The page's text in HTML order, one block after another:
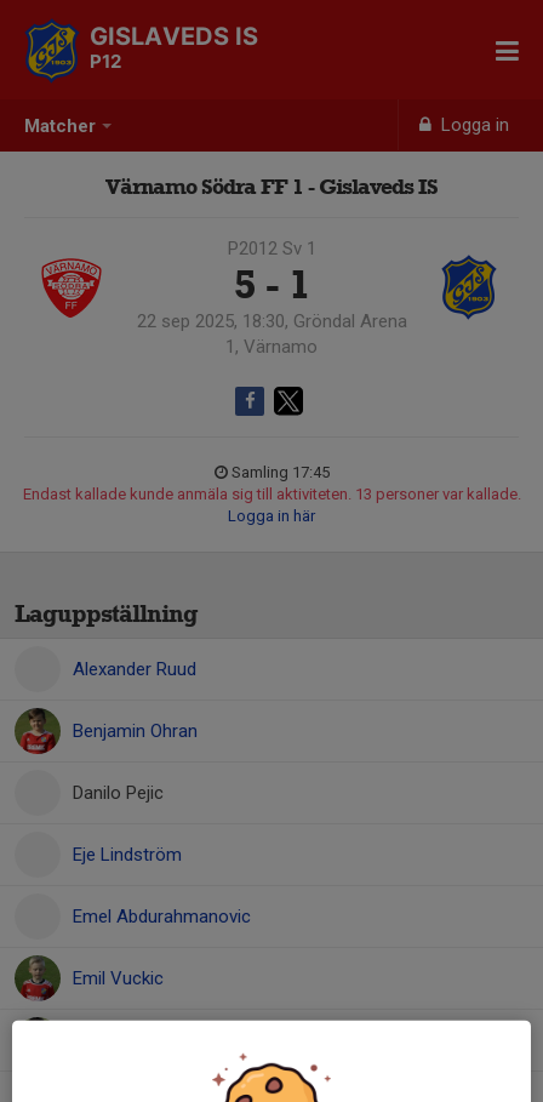
Matcher Logga in
GISLAVEDS IS
P12
Värnamo Södra FF 1 - Gislaveds IS
P2012 Sv 1
5 - 1
22 sep 2025, 18:30, Gröndal Arena
1, Värnamo
Samling 17:45
Endast kallade kunde anmäla sig till aktiviteten. 13 personer var kallade.
Logga in här
Laguppställning
Alexander Ruud
Benjamin Ohran
Danilo Pejic
Eje Lindström
Emel Abdurahmanovic
Emil Vuckic